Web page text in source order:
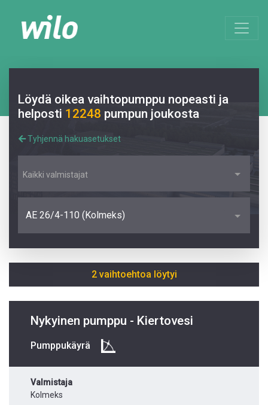
Löydä oikea vaihtopumppu nopeasti ja
helposti 12248 pumpun joukosta
Tyhjennä hakuasetukset
Kaikki valmistajat
AE 26/4-110 (Kolmeks)
2 vaihtoehtoa löytyi
Nykyinen pumppu - Kiertovesi
Pumppukäyrä
Valmistaja
Kolmeks